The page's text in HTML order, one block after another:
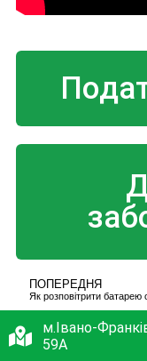
ПОПЕРЕДНЯ
Як розповітрити батарею
м.Івано-
59А